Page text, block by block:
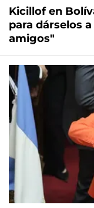
Kicillof en
para dárselos
amigos"